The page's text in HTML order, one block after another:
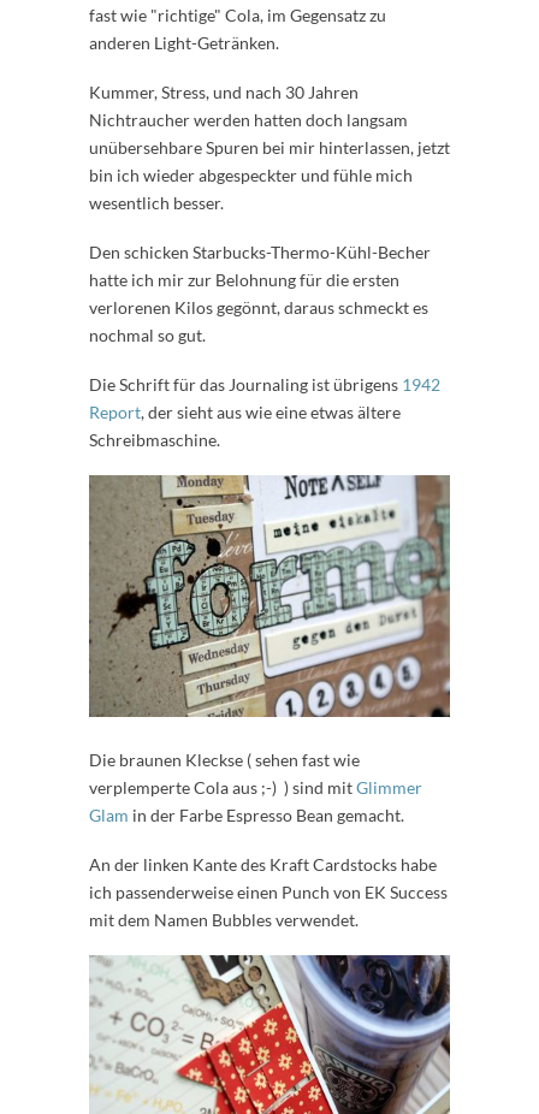
fast wie "richtige" Cola, im Gegensatz zu
anderen Light-Getränken.
Kummer, Stress, und nach 30 Jahren
Nichtraucher werden hatten doch langsam
unübersehbare Spuren bei mir hinterlassen, jetzt
bin ich wieder abgespeckter und fühle mich
wesentlich besser.
Den schicken Starbucks-Thermo-Kühl-Becher
hatte ich mir zur Belohnung für die ersten
verlorenen Kilos gegönnt, daraus schmeckt es
nochmal so gut.
Die Schrift für das Journaling ist übrigens 1942
Report, der sieht aus wie eine etwas ältere
Schreibmaschine.
Die braunen Kleckse ( sehen fast wie
verplemperte Cola aus ;-) ) sind mitGlimmer
Glam in der Farbe Espresso Bean gemacht.
An der linken Kante des Kraft Cardstocks habe
ich passenderweise einen Punch von EK Success
mit dem Namen Bubbles verwendet.